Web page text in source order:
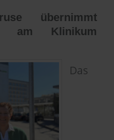
übernimmt
am Klinikum
Das